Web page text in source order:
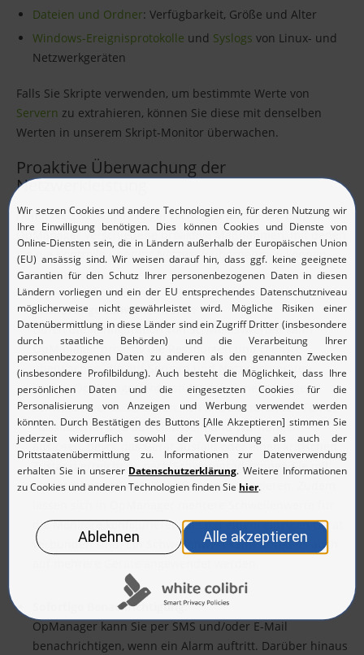
Dateien und Ordner: Verfügbarkeit, Größe und Alter
Windows-Ereignisprotokolle und Syslogs von Linux- und
Netzwerkgeräten
Falls Sie Skripte verwenden, um bestimmte Werte von
Servern zu extrahieren, können Sie diese mit denselben
Werten in unserem Skript-Monitor überwachen.
Proaktive Überwachung der
Netzwerkleistung
Damit Netzwerkausfälle gar nicht erst passieren, bietet
OpManager verschiedene proaktive Maßnahmen, mit denen
Sie die Kontrolle über Ihr Netzwerk übernehmen können.
Dazu gehören:
Mehrstufige Schwellenwerte:
Durch die Konfiguration von Schwellenwerten kann
OpManager proaktiv die Ressourcen und Dienste
überwachen, die auf Servern und Netzwerkgeräten
laufen. OpManager unterstützt dabei mehrstufige
Schwellenwerte. So lassen sich alle auftretenden Fehler
klassifizieren und aufschlüsseln und Warnungen
auslösen, bevor das Gerät ausfällt oder einen kritischen
Zustand erreicht. Je nach Schweregrad können Sie mit
entsprechenden Abhilfemaßnahmen reagieren. Zudem
die Monitore konfigurieren, die mit einem einzigen Gerät
verbunden sind. Ein Schwellenwert kann übrigens auch
Sofortige Benachrichtigung:
OpManager kann Sie per SMS und/oder E-Mail
benachrichtigen, wenn ein Alarm auftritt. Darüber hinaus